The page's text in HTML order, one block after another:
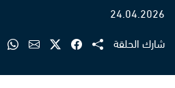
24.04.2026
شارك الحلقة